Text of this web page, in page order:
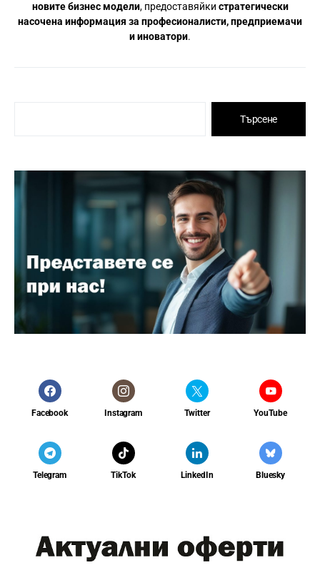
новите бизнес модели, предоставяйки стратегически
насочена информация за професионалисти, предприемачи
и иноватори.
Търсене
Facebook Instagram Twitter YouTube
Telegram TikTok LinkedIn Bluesky